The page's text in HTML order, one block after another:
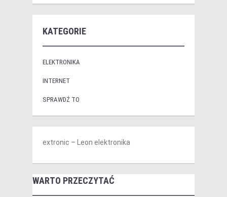
KATEGORIE
ELEKTRONIKA
INTERNET
SPRAWDŹ TO
extronic – Leon elektronika
WARTO PRZECZYTAĆ